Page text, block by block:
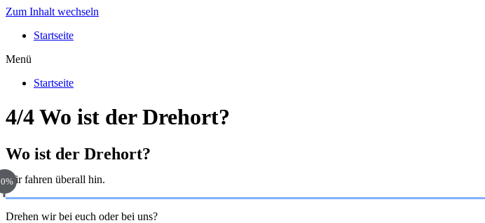
Zum Inhalt wechseln
Startseite
Menü
Startseite
4/4 Wo ist der Drehort?
Wo ist der Drehort?
Wir fahren überall hin.
Drehen wir bei euch oder bei uns?